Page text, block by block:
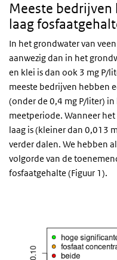
Meeste bedrijven
laag
In het grondwater van
aanwezig dan in het
en klei is dan ook 3 mg P/
meeste bedrijven hebben
(onder de 0,4 mg P/liter)
meetperiode. Wanneer
laag is (kleiner dan 0,013
verder dalen. We hebben
volgorde van de
fosfaatgehalte (Figuur 1).